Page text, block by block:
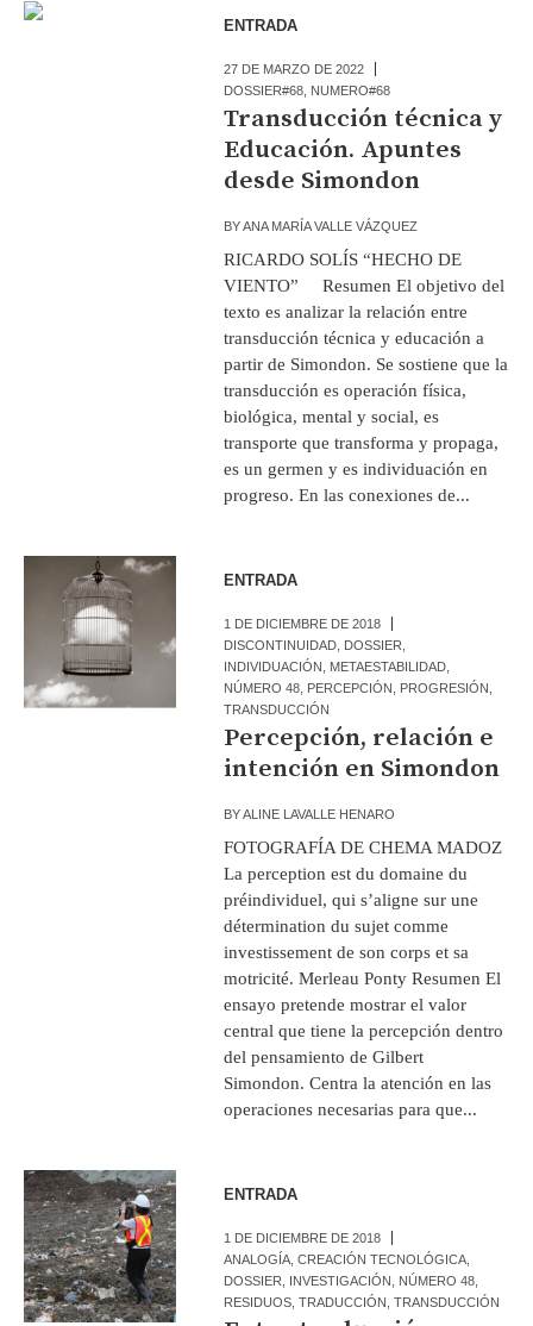
ENTRADA
27 DE MARZO DE 2022
DOSSIER#68 NUMERO#68
Transducción técnica y
Educación. Apuntes
desde Simondon
BYANA MARÍA VALLE VÁZQUEZ
RICARDO SOLÍS “HECHO DE
VIENTO” Resumen El objetivo del
texto es analizar la relación entre
transducción técnica y educación a
partir de Simondon. Se sostiene que la
transducción es operación física,
biológica, mental y social, es
transporte que transforma y propaga,
es un germen y es individuación en
progreso. En las conexiones de...
ENTRADA
1 DE DICIEMBRE DE 2018
DISCONTINUIDAD DOSSIER
INDIVIDUACIÓN
METAESTABILIDAD
NÚMERO 48 PERCEPCIÓN PROGRESIÓN
TRANSDUCCIÓN
Percepción, relación e
intención en Simondon
BYALINE LAVALLE HENARO
FOTOGRAFÍA DE CHEMA MADOZ
La perception est du domaine du
préindividuel, qui s’aligne sur une
détermination du sujet comme
investissement de son corps et sa
motricité. Merleau Ponty Resumen El
ensayo pretende mostrar el valor
central que tiene la percepción dentro
del pensamiento de Gilbert
Simondon. Centra la atención en las
operaciones necesarias para que...
ENTRADA
1 DE DICIEMBRE DE 2018
ANALOGÍA ,CREACIÓN TECNOLÓGICA
DOSSIER
INVESTIGACIÓN NÚMERO 48
RESIDUOS ,TRADUCCIÓN ,TRANSDUCCIÓN